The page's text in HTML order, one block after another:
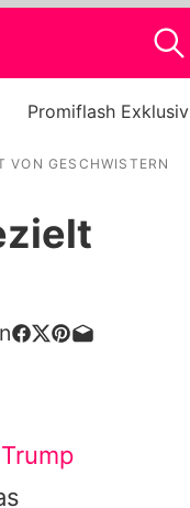
Promiflash Exklusiv
VON GESCHWISTERN